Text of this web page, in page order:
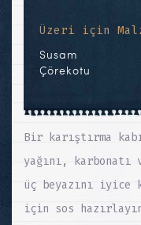
Üzeri için
Susam
Çörekotu
Bir karıştırma
yağını, karbonatı
üç beyazını iyice
için sos